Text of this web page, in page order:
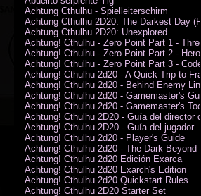
Achtung Cthulhu - Spielleiterschirm
Achtung Cthulhu 2D20: The Darkest Day
Achtung Cthulhu 2D20: Unexplored
Achtung! Cthulhu - Zero Point Part 1 -
Achtung! Cthulhu - Zero Point Part 2 -
Achtung! Cthulhu - Zero Point Part 3 -
Achtung! Cthulhu 2d20 - A Quick Trip to
Achtung! Cthulhu 2d20 - Behind Enemy
Achtung! Cthulhu 2d20 - Gamemaster's
Achtung! Cthulhu 2d20 - Gamemaster's
Achtung! Cthulhu 2D20 - Guía del director
Achtung! Cthulhu 2D20 - Guía del jugador
Achtung! Cthulhu 2d20 - Player's Guide
Achtung! Cthulhu 2d20 - The Dark Beyond
Achtung! Cthulhu 2d20 Edición Exarca
Achtung! Cthulhu 2d20 Exarch's Edition
Achtung! Cthulhu 2d20 Quickstart Rules
Achtung! Cthulhu 2D20 Starter Set